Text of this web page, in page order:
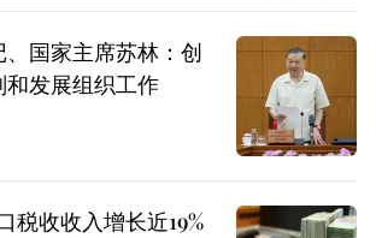
国家主席苏林：创
发展组织工作
税收收入增长近19%